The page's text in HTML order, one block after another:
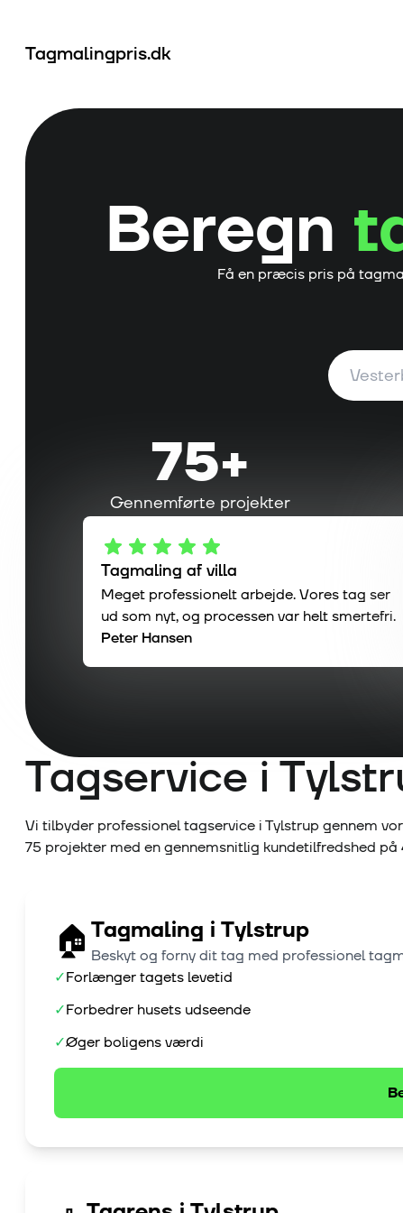
Tagmalingpris.dk
Beregn
Få en præcis pris på
75+
Gennemførte projekter
Tagmaling af villa
Meget professionelt arbejde. Vores tag ser
ud som nyt, og processen var helt smertefri.
Peter Hansen
Tagservice i
Vi tilbyder professionel tagservice iTylstrup gennem
75 projekter med en gennemsnitlig kundetilfredshed på
🏠 Tagmaling i Tylstrup
Beskyt og forny dit tag med professionel
✓Forlænger tagets levetid
✓Forbedrer husets udseende
✓Øger boligens værdi